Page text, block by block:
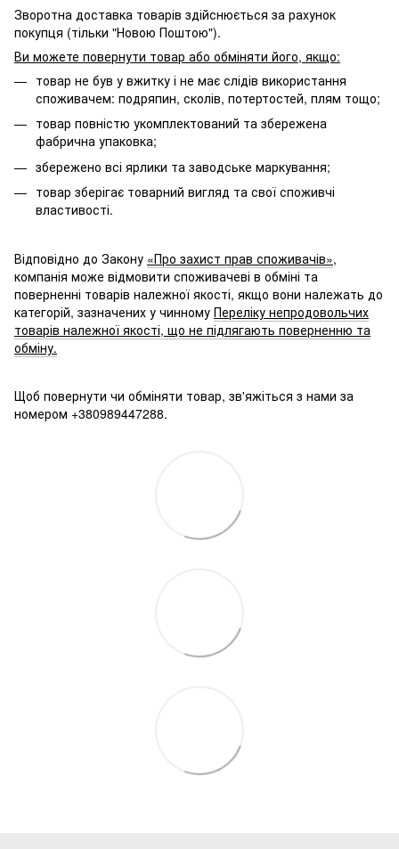
Зворотна доставка товарів здійснюється за рахунок
покупця (тільки "Новою Поштою").
Ви можете повернути товар або обміняти його, якщо:
товар не був у вжитку і не має слідів використання
споживачем: подряпин, сколів, потертостей, плям тощо;
товар повністю укомплектований та збережена
фабрична упаковка;
збережено всі ярлики та заводське маркування;
товар зберігає товарний вигляд та свої споживчі
властивості.
Відповідно до Закону «Про захист прав споживачів»,
компанія може відмовити споживачеві в обміні та
поверненні товарів належної якості, якщо вони належать до
категорій, зазначених у чинному Переліку непродовольчих
товарів належної якості, що не підлягають поверненню та
обміну.
Щоб повернути чи обміняти товар, зв'яжіться з нами за
номером +380989447288.